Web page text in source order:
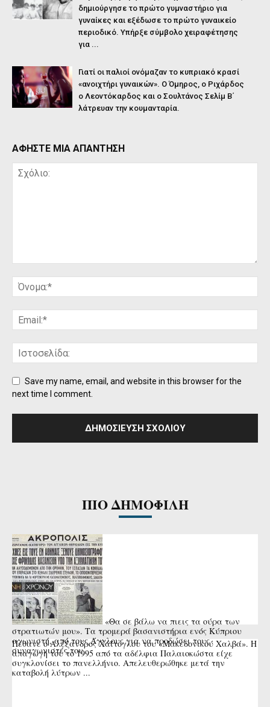
δημιούργησε το πρώτο γυμναστήριο για
γυναίκες και εξέδωσε το πρώτο γυναικείο
περιοδικό. Υπήρξε σύμβολο χειραφέτησης
για ...
Γιατί οι παλιοί ονόμαζαν το κυπριακό κρασί
«ανοιχτήρι γυναικών». Ο Όμηρος, ο Ριχάρδος
ο Λεοντόκαρδος και ο Σουλτάνος Σελίμ Β΄
λάτρευαν την κουμανταρία.
ΑΦΗΣΤΕ ΜΙΑ ΑΠΑΝΤΗΣΗ
Save my name, email, and website in this browser for the
next time I comment.
ΠΙΟ ΔΗΜΟΦΙΛΗ
«Θα σε βάλω να πιεις τα ούρα των
στρατιωτών μου». Τα τρομερά βασανιστήρια ενός Κύπριου
αγωνιστή, από τους Άγγλους για να προδώσει τους
συναγωνιστές του
Πέθανε ο Αλέξανδρος Χαΐτογλου του «Μακεδονικού Χαλβά». Η
απαγωγή του το 1995 από τα αδέλφια Παλαιοκώστα είχε
συγκλονίσει το πανελλήνιο. Απελευθερώθηκε μετά την
καταβολή λύτρων ...